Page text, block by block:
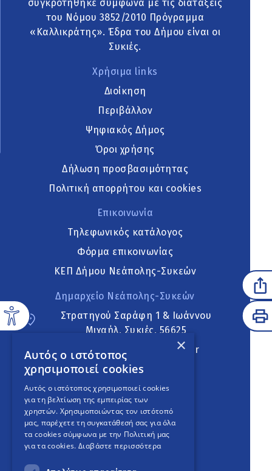
συγκροτήθηκε σύμφωνα με τις διατάξεις
του Νόμου 3852/2010 Πρόγραμμα
«Καλλικράτης». Έδρα του Δήμου είναι οι
Συκιές.
Χρήσιμα links
Διοίκηση
Περιβάλλον
Ψηφιακός Δήμος
Όροι χρήσης
Δήλωση προσβασιμότητας
Πολιτική απορρήτου και cookies
Επικοινωνία
Τηλεφωνικός κατάλογος
Φόρμα επικοινωνίας
ΚΕΠ Δήμου Νεάπολης-Συκεών
Δημαρχείο Νεάπολης-Συκεών
Στρατηγού Σαράφη 1 & Ιωάννου
Μιχαήλ, Συκιές, 56625
neapoli.sykies@ddt.gov.gr
Ακολουθήστε
English Version
An project
×
Αυτός ο ιστότοπος
χρησιμοποιεί cookies
Αυτός ο ιστότοπος χρησιμοποιεί cookies
για τη βελτίωση της εμπειρίας των
χρηστών. Χρησιμοποιώντας τον ιστότοπό
μας, παρέχετε τη συγκατάθεσή σας για όλα
τα cookies σύμφωνα με την Πολιτική μας
για τα cookies. Διαβάστε περισσότερα